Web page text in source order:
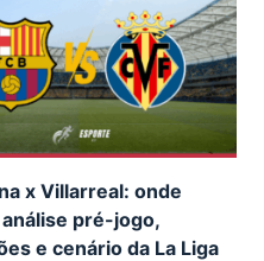
x Villarreal: onde
pré-jogo,
e cenário da La Liga